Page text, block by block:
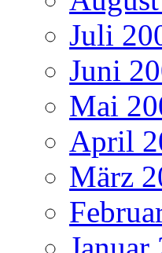
Juli
Juni
Mai
April
März